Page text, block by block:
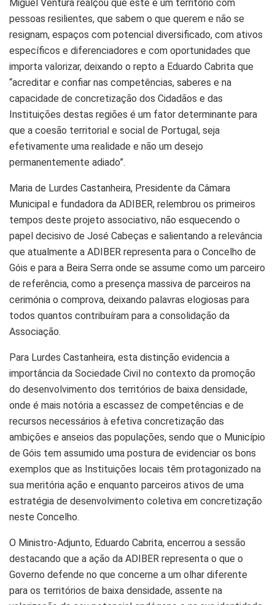
Miguel Ventura realçou que este é um território com
pessoas resilientes, que sabem o que querem e não se
resignam, espaços com potencial diversificado, com ativos
específicos e diferenciadores e com oportunidades que
importa valorizar, deixando o repto a Eduardo Cabrita que
“acreditar e confiar nas competências, saberes e na
capacidade de concretização dos Cidadãos e das
Instituições destas regiões é um fator determinante para
que a coesão territorial e social de Portugal, seja
efetivamente uma realidade e não um desejo
permanentemente adiado”.
Maria de Lurdes Castanheira, Presidente da Câmara
Municipal e fundadora da ADIBER, relembrou os primeiros
tempos deste projeto associativo, não esquecendo o
papel decisivo de José Cabeças e salientando a relevância
que atualmente a ADIBER representa para o Concelho de
Góis e para a Beira Serra onde se assume como um parceiro
de referência, como a presença massiva de parceiros na
cerimónia o comprova, deixando palavras elogiosas para
todos quantos contribuíram para a consolidação da
Associação.
Para Lurdes Castanheira, esta distinção evidencia a
importância da Sociedade Civil no contexto da promoção
do desenvolvimento dos territórios de baixa densidade,
onde é mais notória a escassez de competências e de
recursos necessários à efetiva concretização das
ambições e anseios das populações, sendo que o Município
de Góis tem assumido uma postura de evidenciar os bons
exemplos que as Instituições locais têm protagonizado na
sua meritória ação e enquanto parceiros ativos de uma
estratégia de desenvolvimento coletiva em concretização
neste Concelho.
O Ministro-Adjunto, Eduardo Cabrita, encerrou a sessão
destacando que a ação da ADIBER representa o que o
Governo defende no que concerne a um olhar diferente
para os territórios de baixa densidade, assente na